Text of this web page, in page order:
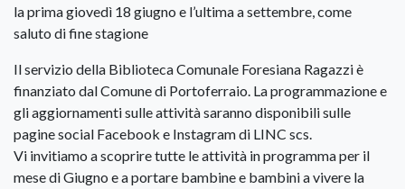
la prima giovedì 18 giugno e l’ultima a settembre, come
saluto di fine stagione
Il servizio della Biblioteca Comunale Foresiana Ragazzi è
finanziato dal Comune di Portoferraio. La programmazione e
gli aggiornamenti sulle attività saranno disponibili sulle
pagine social Facebook e Instagram di LINC scs.
Vi invitiamo a scoprire tutte le attività in programma per il
mese di Giugno e a portare bambine e bambini a vivere la